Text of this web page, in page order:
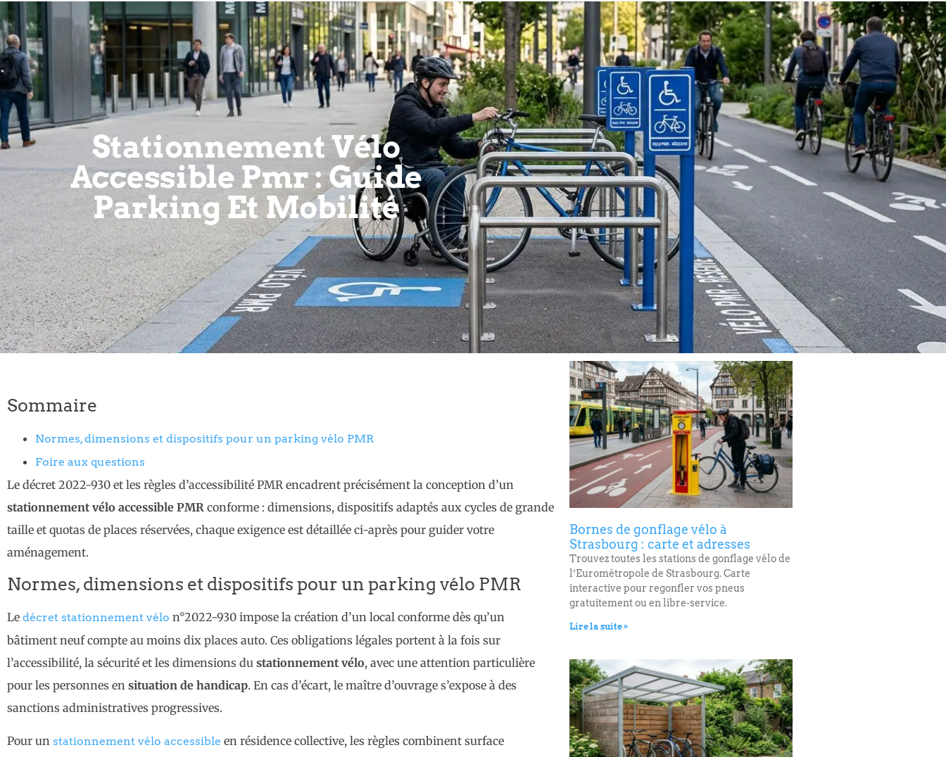
Stationnement Vélo
Accessible Pmr : Guide
Parking Et Mobilité
Sommaire
Normes, dimensions et dispositifs pour un parking vélo PMR
Foire aux questions
Le décret 2022-930 et les règles d’accessibilité PMR encadrent précisément la conception d’un
stationnement vélo accessible PMR conforme : dimensions, dispositifs adaptés aux cycles de grande
taille et quotas de places réservées, chaque exigence est détaillée ci-après pour guider votre
aménagement.
Normes, dimensions et dispositifs pour un parking vélo PMR
Le décret stationnement vélo n°2022-930 impose la création d’un local conforme dès qu’un
bâtiment neuf compte au moins dix places auto. Ces obligations légales portent à la fois sur
l’accessibilité, la sécurité et les dimensions du stationnement vélo, avec une attention particulière
pour les personnes en situation de handicap. En cas d’écart, le maître d’ouvrage s’expose à des
sanctions administratives progressives.
Pour un stationnement vélo accessible en résidence collective, les règles combinent surface
Bornes de gonflage vélo à
Strasbourg : carte et adresses
Trouvez toutes les stations de gonflage vélo de
l’Eurométropole de Strasbourg. Carte
interactive pour regonfler vos pneus
gratuitement ou en libre-service.
Lire la suite »